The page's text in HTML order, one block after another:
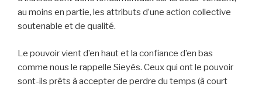
au moins en partie, les attributs d’une action collective
soutenable et de qualité.
Le pouvoir vient d’en haut et la confiance d’en bas
comme nous le rappelle Sieyès. Ceux qui ont le pouvoir
sont-ils prêts à accepter de perdre du temps (à court